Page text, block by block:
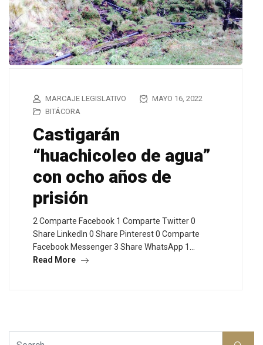
MARCAJE LEGISLATIVO
MAYO 16, 2022
BITÁCORA
Castigarán
“huachicoleo de agua”
con ocho años de
prisión
2 Comparte Facebook 1 Comparte Twitter 0
Share LinkedIn 0 Share Pinterest 0 Comparte
Facebook Messenger 3 Share WhatsApp 1…
Read More